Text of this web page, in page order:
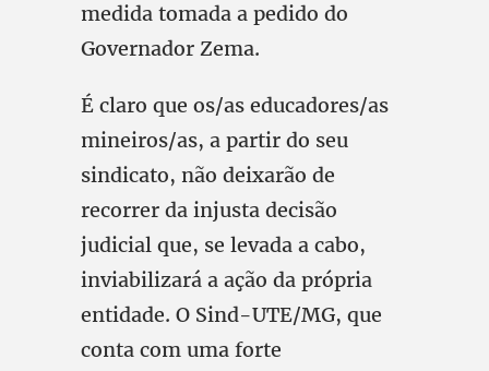
medida tomada a pedido do
Governador Zema.
É claro que os/as educadores/as
mineiros/as, a partir do seu
sindicato, não deixarão de
recorrer da injusta decisão
judicial que, se levada a cabo,
inviabilizará a ação da própria
entidade. O Sind-UTE/MG, que
conta com uma forte